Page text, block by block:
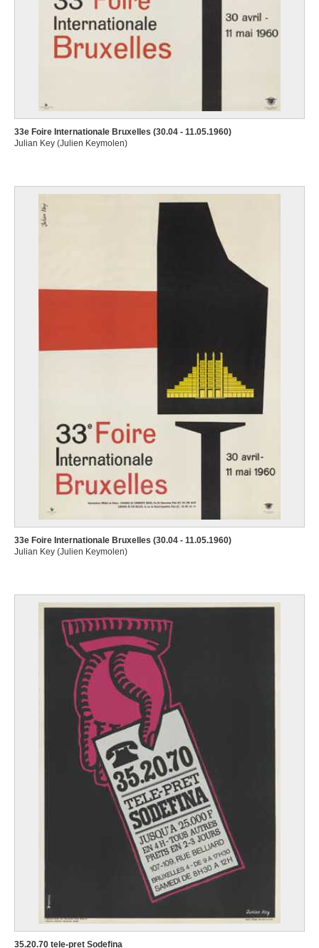
33e Foire Internationale Bruxelles (30.04 - 11.05.1960)
Julian Key (Julien Keymolen)
33e Foire Internationale Bruxelles (30.04 - 11.05.1960)
Julian Key (Julien Keymolen)
35.20.70 tele-pret Sodefina